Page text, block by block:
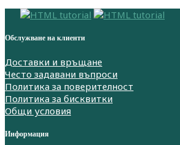
Обслужване на клиенти
Доставки и връщане
Често задавани въпроси
Политика за поверителност
Политика за бисквитки
Общи условия
Информация